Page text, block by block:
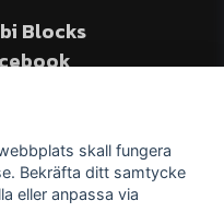
Blocks
skall fungera
Bekräfta ditt samtycke
eller anpassa via